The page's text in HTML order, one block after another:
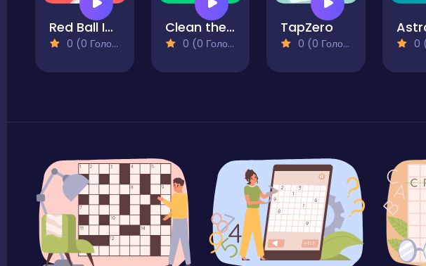
Red Ball In Maze
0 (0 Голосів)
Clean the River
0 (0 Голосів)
TapZero
0 (0 Голосів) 0